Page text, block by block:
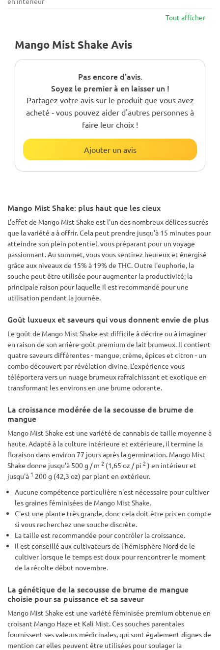
Tout afficher
Mango Mist Shake Avis
Pas encore d'avis.
Soyez le premier à en laisser un !
Partagez votre avis sur le produit que vous avez
acheté - vous pouvez aider d'autres personnes à
faire leur choix !
Ajouter un avis
Mango Mist Shake: plus haut que les cieux
L'effet de Mango Mist Shake est l'un des nombreux délices sucrés
que la variété a à offrir. Cela peut prendre jusqu'à 15 minutes pour
atteindre son plein potentiel, vous préparant pour un voyage
passionnant. Au sommet, vous vous sentirez heureux et énergisé
grâce aux niveaux de 15% à 19% de THC. Outre l'euphorie, la
souche peut être utilisée pour augmenter la productivité; la
principale raison pour laquelle il est recommandé pour une
utilisation pendant la journée.
Goût luxueux et saveurs qui vous donnent envie de plus
Le goût de Mango Mist Shake est difficile à décrire ou à imaginer
en raison de son arrière-goût premium de lait brumeux. Il contient
quatre saveurs différentes - mangue, crème, épices et citron - un
combo découvert par révélation divine. L'expérience vous
téléportera vers un nuage brumeux rafraîchissant et exotique en
transformant les environs en une brume odorante.
La croissance modérée de la secousse de brume de
mangue
Mango Mist Shake est une variété de cannabis de taille moyenne à
haute. Adapté à la culture intérieure et extérieure, il termine la
floraison dans environ 77 jours après la germination. Mango Mist
Shake donne jusqu'à 500 g / m 2 (1,65 oz / pi 2 ) en intérieur et
jusqu'à 1 200 g (42,3 oz) par plant en extérieur.
Aucune compétence particulière n'est nécessaire pour cultiver
les graines féminisées de Mango Mist Shake.
C'est une plante très grande, donc cela doit être pris en compte
si vous recherchez une souche discrète.
La taille est recommandée pour contrôler la croissance.
Il est conseillé aux cultivateurs de l'hémisphère Nord de le
cultiver lorsque le temps est doux pour rencontrer le moment
de la récolte début novembre.
La génétique de la secousse de brume de mangue
choisie pour sa puissance et sa saveur
Mango Mist Shake est une variété féminisée premium obtenue en
croisant Mango Haze et Kali Mist. Ces souches parentales
fournissent ses valeurs médicinales, qui sont également dignes de
mention car elles peuvent être utilisées pour soulager la